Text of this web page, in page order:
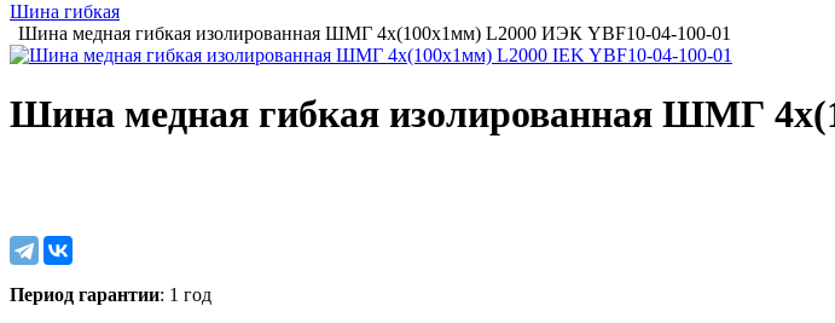
Шина гибкая
Шина медная гибкая изолированная ШМГ 4x(100x1мм) L2000 ИЭК YBF10-04-100-01
Шина медная гибкая изолированная ШМГ
Период гарантии: 1 год